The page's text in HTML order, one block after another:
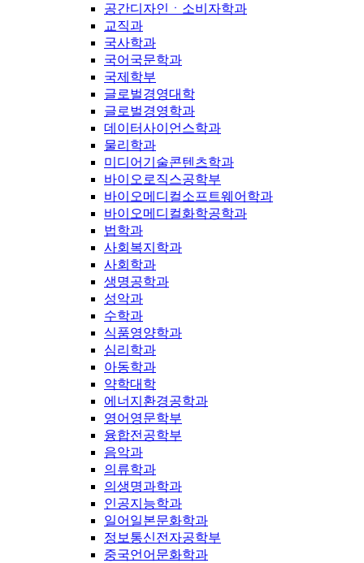
공간디자인ㆍ소비자학과
교직과
국사학과
국어국문학과
국제학부
글로벌경영대학
글로벌경영학과
데이터사이언스학과
물리학과
미디어기술콘텐츠학과
바이오로직스공학부
바이오메디컬소프트웨어학과
바이오메디컬화학공학과
법학과
사회복지학과
사회학과
생명공학과
성악과
수학과
식품영양학과
심리학과
아동학과
약학대학
에너지환경공학과
영어영문학부
융합전공학부
음악과
의류학과
의생명과학과
인공지능학과
일어일본문화학과
정보통신전자공학부
중국언어문화학과